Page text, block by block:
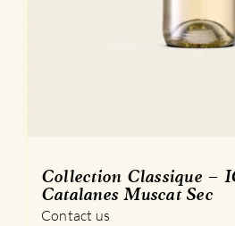
Collection Classique –
Catalanes Muscat Sec
Contact us